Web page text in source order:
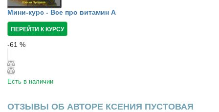
Мини-курс - Все про витамин А
ПЕРЕЙТИ К КУРСУ
-61 %
Есть в наличии
ОТЗЫВЫ ОБ АВТОРЕ КСЕНИЯ ПУСТОВАЯ